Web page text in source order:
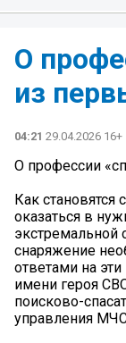
О
из
04:21 29.04.2026 16+
О профессии
Как
оказаться в
экстремальной
снаряжение
ответами на
имени героя
поисково-
управления